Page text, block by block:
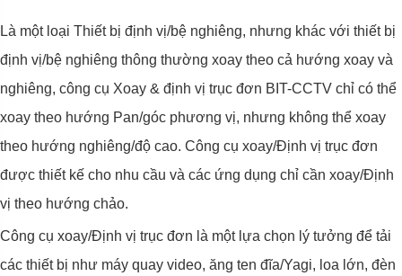
Là một loại Thiết bị định vị/bệ nghiêng, nhưng khác với thiết bị
định vị/bệ nghiêng thông thường xoay theo cả hướng xoay và
nghiêng, công cụ Xoay & định vị trục đơn BIT-CCTV chỉ có thể
xoay theo hướng Pan/góc phương vị, nhưng không thể xoay
theo hướng nghiêng/độ cao. Công cụ xoay/Định vị trục đơn
được thiết kế cho nhu cầu và các ứng dụng chỉ cần xoay/Định
vị theo hướng chảo.
Công cụ xoay/Định vị trục đơn là một lựa chọn lý tưởng để tải
các thiết bị như máy quay video, ăng ten đĩa/Yagi, loa lớn, đèn